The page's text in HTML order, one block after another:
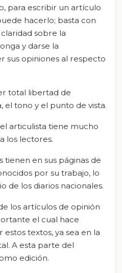
para escribir un artículo
hacerlo; basta con
sobre la
y darse la
sus opiniones al respecto
total libertad de
el tono y el punto de vista.
articulista tiene mucho
los lectores.
tienen en sus páginas de
por su trabajo, lo
de los diarios nacionales.
los artículos de opinión
el cual hace
textos, ya sea en la
A esta parte del
edición.